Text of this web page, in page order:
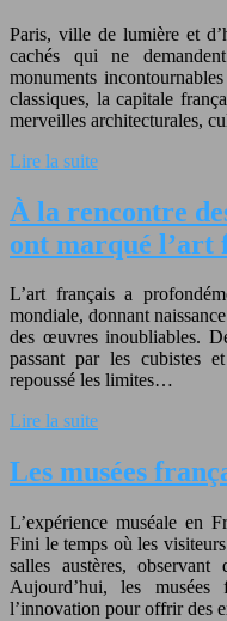
Paris, ville de lumière et
cachés qui ne
monuments
classiques, la capitale
merveilles architecturales,
Lire la suite
À la rencontre
ont marqué l’art
L’art français a
mondiale, donnant
des œuvres inoubliables.
passant par les cubistes
repoussé les limites…
Lire la suite
Les musées
L’expérience muséale en
Fini le temps où les
salles austères,
Aujourd’hui, les musées
l’innovation pour offrir des